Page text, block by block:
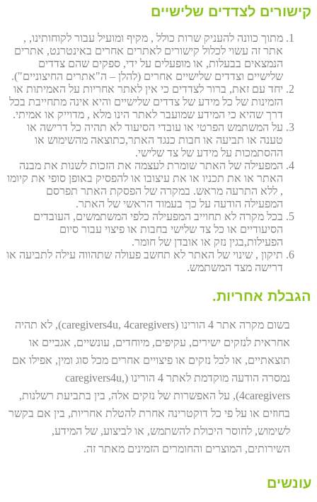
קישורים לצדדים שלישיים
מתוך כוונה להעניק שרות כולל , מקיף ומועיל עבור לקוחותינו, ,
אתר זה עשוי לכלול קישורים לאתרים אחרים באינטרנט, אתרים
הנמצאים בבעלות, או מופעלים על ידי, ספקים שהם צדדים
שלישיים וצדדים שלישיים אחרים (להלן – ה"אתרים החיצוניים").
יחד עם זאת, ברור לצדדים כי אין לאתר אחריות על האמיתות או
הזמינות של כל מידע של צדדים שלישיים והיא אינה מתחייבת בכל
דרך שהיא כי המידע שמועבר לאתר הינו מלא , מדוייק או אמיתי.
על המשתמש הפרטי או עובדי הסיעוד לא תהיה כל דרישה או
טענה או תביעה או חבות כנגד האתר,כתוצאה מהשימוש או
ההסתמכות על מידע של צד שלישי.
המפעילה של האתר שומרת לעצמה את הזכות לשנות את מבנה
האתר או את תכניו או את עיצובו או להפסיק באופן סופי את קיומו
, ללא התרעה מראש. במקרה של הפסקת האתר תפרסם
המפעילה הודעה על כך בעמוד הראשי של האתר.
בכל מקרה לא תחוייב המפעילה כלפי המשתמשים, העובדים
הסיעודיים או כל צד שלישי בחבות או פיצוי עבור סיום
הפעילות,בגין נזק או אובדן של חומר.
תיקון , שינוי של האתר לא תחשב פעולה שתהווה עילה לתביעה או
דרישה מצד המשתמש.
הגבלת אחריות.
בשום מקרה אתר 4 הורינו (caregivers4u, 4caregivers), לא תהיה
אחראית לנזקים ישירים, עקיפים, מיוחדים, עונשיים, אגביים או
תוצאתיים, או לכל נזקים או פיצויים אחרים מכל סוג ומין, אפילו אם
נמסרה הודעה מוקדמת לאתר 4 הורינו (caregivers4u,
4caregivers), על האפשרות של נזקים אלה, בין בתביעת רשלנות,
בחוזים או על פי כל דוקטרינה אחרת להטלת אחריות, בין אם בקשר
לשימוש, לחוסר היכולת להשתמש, או לביצוע, של המידע,
השירותים, המוצרים והחומרים הזמינים מאתר זה.
עונשים